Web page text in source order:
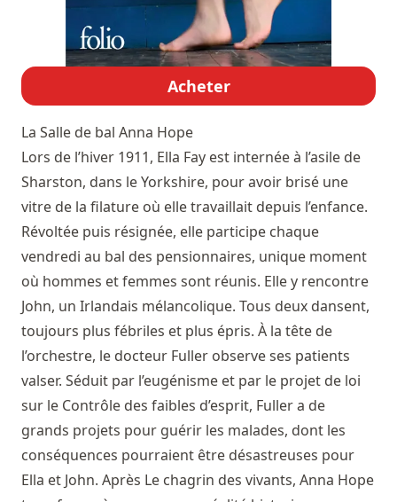
Acheter
La Salle de bal Anna Hope
Lors de l’hiver 1911, Ella Fay est internée à l’asile de
Sharston, dans le Yorkshire, pour avoir brisé une
vitre de la filature où elle travaillait depuis l’enfance.
Révoltée puis résignée, elle participe chaque
vendredi au bal des pensionnaires, unique moment
où hommes et femmes sont réunis. Elle y rencontre
John, un Irlandais mélancolique. Tous deux dansent,
toujours plus fébriles et plus épris. À la tête de
l’orchestre, le docteur Fuller observe ses patients
valser. Séduit par l’eugénisme et par le projet de loi
sur le Contrôle des faibles d’esprit, Fuller a de
grands projets pour guérir les malades, dont les
conséquences pourraient être désastreuses pour
Ella et John. Après Le chagrin des vivants, Anna Hope